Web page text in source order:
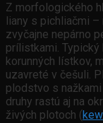
Z morfologického
liany s pichliačmi
zvyčajne nepárno
prílistkami.
korunných lístkov,
uzavreté v češuli.
plodstvo s
druhy rastú aj na
živých plotoch (